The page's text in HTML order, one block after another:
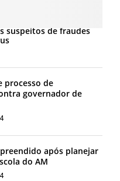
suspeitos de fraudes
processo de
governador de
após planejar
do AM